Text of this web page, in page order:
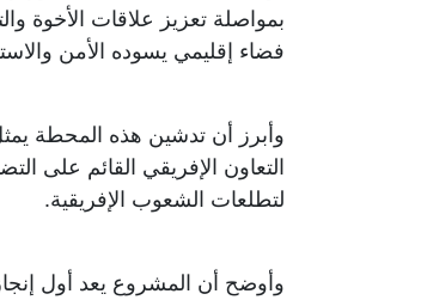
بمواصلة تعزيز علاقات الأخوة
فضاء إقليمي يسوده الأمن
وأبرز أن تدشين هذه المحطة
التعاون الإفريقي القائم على
لتطلعات الشعوب الإفريقية.
وأوضح أن المشروع يعد أول